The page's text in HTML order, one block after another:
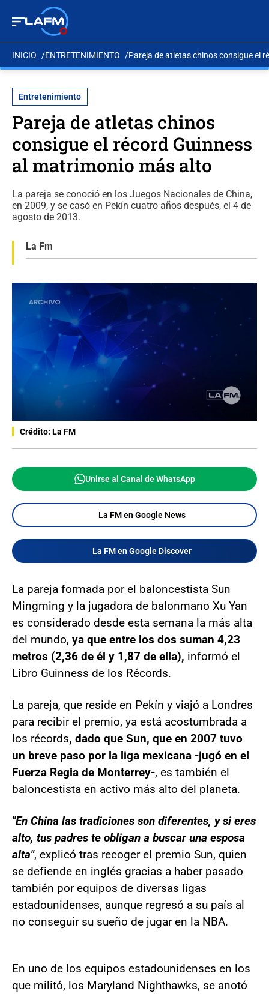
INICIO ENTRETENIMIENTO Pareja de atletas chinos consigue el
Entretenimiento
Pareja de atletas chinos
consigue el récord Guinness
al matrimonio más alto
La pareja se conoció en los Juegos Nacionales de China,
en 2009, y se casó en Pekín cuatro años después, el 4 de
agosto de 2013.
La Fm
Crédito: La FM
Unirse al Canal de WhatsApp
La FM en Google News
La FM en Google Discover
La pareja formada por el baloncestista Sun
Mingming y la jugadora de balonmano Xu Yan
es considerado desde esta semana la más alta
del mundo, ya que entre los dos suman 4,23
metros (2,36 de él y 1,87 de ella), informó el
Libro Guinness de los Récords.
La pareja, que reside en Pekín y viajó a Londres
para recibir el premio, ya está acostumbrada a
los récords, dado que Sun, que en 2007 tuvo
un breve paso por la liga mexicana -jugó en el
Fuerza Regia de Monterrey-, es también el
baloncestista en activo más alto del planeta.
"En China las tradiciones son diferentes, y si eres
alto, tus padres te obligan a buscar una esposa
alta", explicó tras recoger el premio Sun, quien
se defiende en inglés gracias a haber pasado
también por equipos de diversas ligas
estadounidenses, aunque regresó a su país al
no conseguir su sueño de jugar en la NBA.
En uno de los equipos estadounidenses en los
que militó, los Maryland Nighthawks, se anotó